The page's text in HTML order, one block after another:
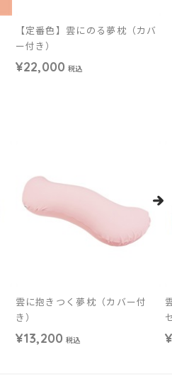
【定番色】雲にのる夢枕（カバ
ー付き）
¥22,000 税込
雲に抱きつく夢枕（カバー付
き）
¥13,200 税込